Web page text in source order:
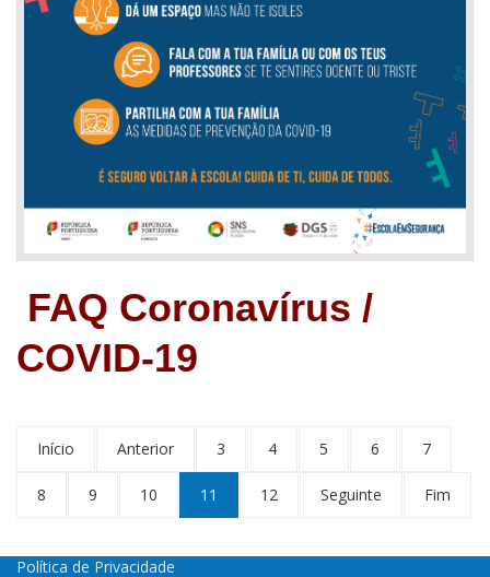
FAQ Coronavírus /
COVID-19
Início Anterior 3 4 5 6 7
8 9 10 11 12 Seguinte Fim
Política de Privacidade